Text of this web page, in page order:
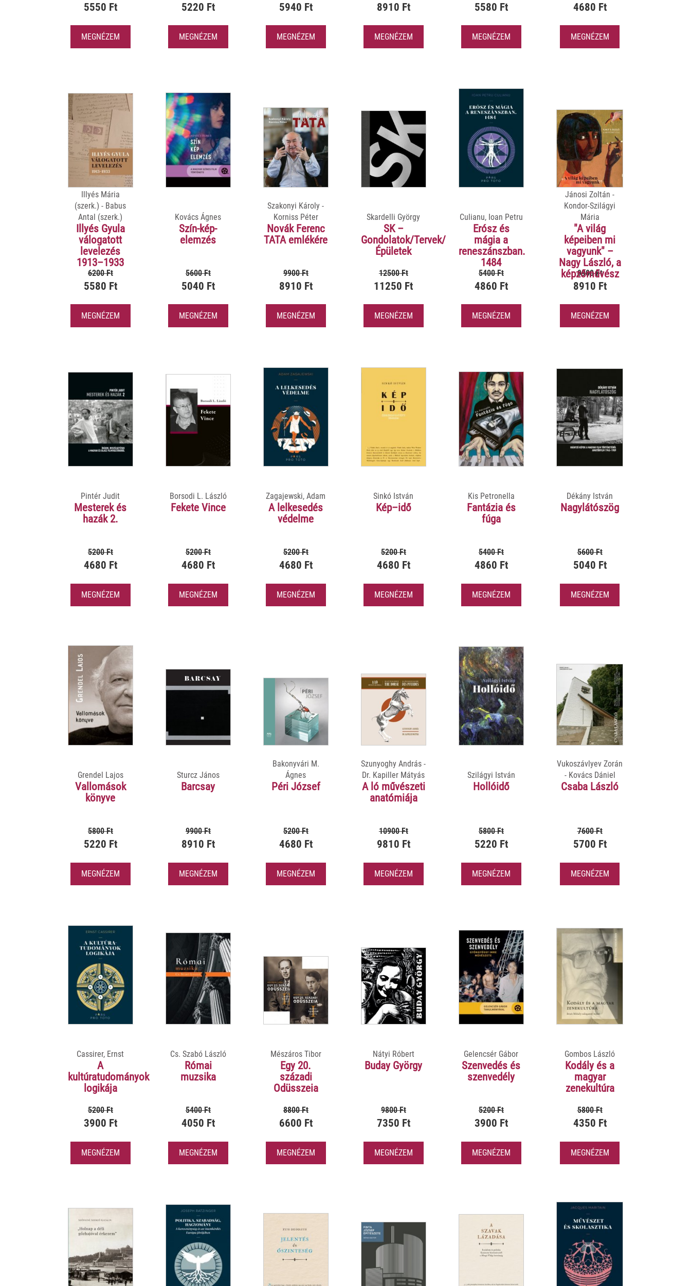
5550 Ft
MEGNÉZEM
5220 Ft
MEGNÉZEM
5940 Ft
MEGNÉZEM
8910 Ft
MEGNÉZEM
5580 Ft
MEGNÉZEM
4680 Ft
MEGNÉZEM
Illyés Mária
(szerk.) - Babus
Antal (szerk.)
Illyés Gyula
válogatott
levelezés
1913–1933
6200 Ft
5580 Ft
MEGNÉZEM
Kovács Ágnes
Szín-kép-
elemzés
5600 Ft
5040 Ft
MEGNÉZEM
Szakonyi Károly -
Korniss Péter
Novák Ferenc
TATA emlékére
9900 Ft
8910 Ft
MEGNÉZEM
Skardelli György
SK –
Gondolatok/Tervek/
Épületek
12500 Ft
11250 Ft
MEGNÉZEM
Culianu, Ioan Petru
Erósz és
mágia a
reneszánszban.
1484
5400 Ft
4860 Ft
MEGNÉZEM
Jánosi Zoltán -
Kondor-Szilágyi
Mária
"A világ
képeiben mi
vagyunk" –
Nagy László, a
képzőművész
9900 Ft
8910 Ft
MEGNÉZEM
Pintér Judit
Mesterek és
hazák 2.
5200 Ft
4680 Ft
MEGNÉZEM
Borsodi L. László
Fekete Vince
5200 Ft
4680 Ft
MEGNÉZEM
Zagajewski, Adam
A lelkesedés
védelme
5200 Ft
4680 Ft
MEGNÉZEM
Sinkó István
Kép–idő
5200 Ft
4680 Ft
MEGNÉZEM
Kis Petronella
Fantázia és
fúga
5400 Ft
4860 Ft
MEGNÉZEM
Dékány István
Nagylátószög
5600 Ft
5040 Ft
MEGNÉZEM
Grendel Lajos
Vallomások
könyve
5800 Ft
5220 Ft
MEGNÉZEM
Sturcz János
Barcsay
9900 Ft
8910 Ft
MEGNÉZEM
Bakonyvári M.
Ágnes
Péri József
5200 Ft
4680 Ft
MEGNÉZEM
Szunyoghy András -
Dr. Kapiller Mátyás
A ló művészeti
anatómiája
10900 Ft
9810 Ft
MEGNÉZEM
Szilágyi István
Hollóidő
5800 Ft
5220 Ft
MEGNÉZEM
Vukoszávlyev Zorán
- Kovács Dániel
Csaba László
7600 Ft
5700 Ft
MEGNÉZEM
Cassirer, Ernst
A
kultúratudományok
logikája
5200 Ft
3900 Ft
MEGNÉZEM
Cs. Szabó László
Római
muzsika
5400 Ft
4050 Ft
MEGNÉZEM
Mészáros Tibor
Egy 20.
századi
Odüsszeia
8800 Ft
6600 Ft
MEGNÉZEM
Nátyi Róbert
Buday György
9800 Ft
7350 Ft
MEGNÉZEM
Gelencsér Gábor
Szenvedés és
szenvedély
5200 Ft
3900 Ft
MEGNÉZEM
Gombos László
Kodály és a
magyar
zenekultúra
5800 Ft
4350 Ft
MEGNÉZEM